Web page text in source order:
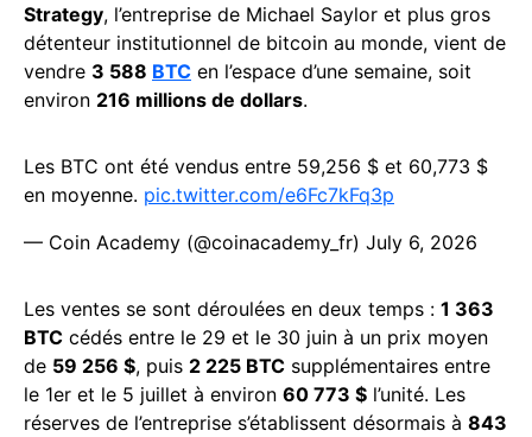
Strategy, l’entreprise de Michael Saylor et plus gros
détenteur institutionnel de bitcoin au monde, vient de
vendre 3 588 BTC en l’espace d’une semaine, soit
environ 216 millions de dollars.
Les BTC ont été vendus entre 59,256 $ et 60,773 $
en moyenne. pic.twitter.com/e6Fc7kFq3p
— Coin Academy (@coinacademy_fr) July 6, 2026
Les ventes se sont déroulées en deux temps : 1 363
BTC cédés entre le 29 et le 30 juin à un prix moyen
de 59 256 $, puis 2 225 BTC supplémentaires entre
le 1er et le 5 juillet à environ 60 773 $ l’unité. Les
réserves de l’entreprise s’établissent désormais à 843